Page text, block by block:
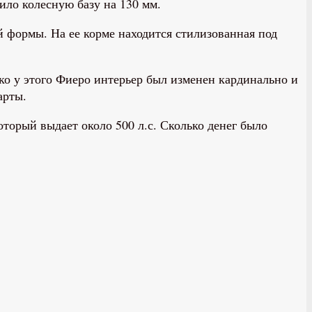
На ее корме находится стилизованная под
у этого Фиеро интерьер был изменен кардинально и
выдает около 500 л.с. Сколько денег было